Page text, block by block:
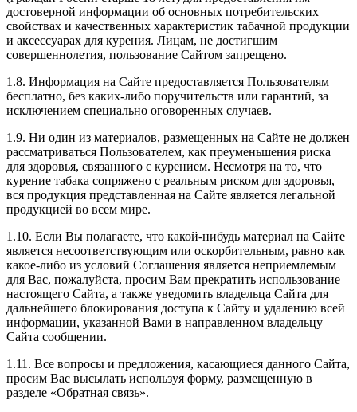
достоверной информации об основных потребительских
свойствах и качественных характеристик табачной продукции
и аксессуарах для курения. Лицам, не достигшим
совершеннолетия, пользование Сайтом запрещено.
1.8. Информация на Сайте предоставляется Пользователям
бесплатно, без каких-либо поручительств или гарантий, за
исключением специально оговоренных случаев.
1.9. Ни один из материалов, размещенных на Сайте не должен
рассматриваться Пользователем, как преуменьшения риска
для здоровья, связанного с курением. Несмотря на то, что
курение табака сопряжено с реальным риском для здоровья,
вся продукция представленная на Сайте является легальной
продукцией во всем мире.
1.10. Если Вы полагаете, что какой-нибудь материал на Сайте
является несоответствующим или оскорбительным, равно как
какое-либо из условий Соглашения является неприемлемым
для Вас, пожалуйста, просим Вам прекратить использование
настоящего Сайта, а также уведомить владельца Сайта для
дальнейшего блокирования доступа к Сайту и удалению всей
информации, указанной Вами в направленном владельцу
Сайта сообщении.
1.11. Все вопросы и предложения, касающиеся данного Сайта,
просим Вас высылать используя форму, размещенную в
разделе «Обратная связь».